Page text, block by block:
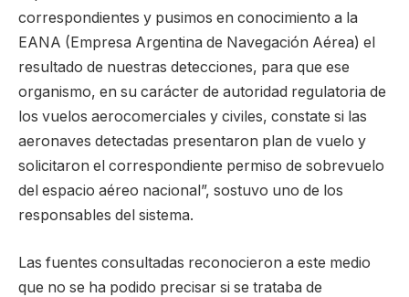
correspondientes y pusimos en conocimiento a la
EANA (Empresa Argentina de Navegación Aérea) el
resultado de nuestras detecciones, para que ese
organismo, en su carácter de autoridad regulatoria de
los vuelos aerocomerciales y civiles, constate si las
aeronaves detectadas presentaron plan de vuelo y
solicitaron el correspondiente permiso de sobrevuelo
del espacio aéreo nacional”, sostuvo uno de los
responsables del sistema.
Las fuentes consultadas reconocieron a este medio
que no se ha podido precisar si se trataba de